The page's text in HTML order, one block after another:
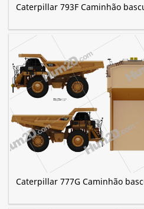
Caterpillar 793F Caminhão
Caterpillar 777G Caminhão